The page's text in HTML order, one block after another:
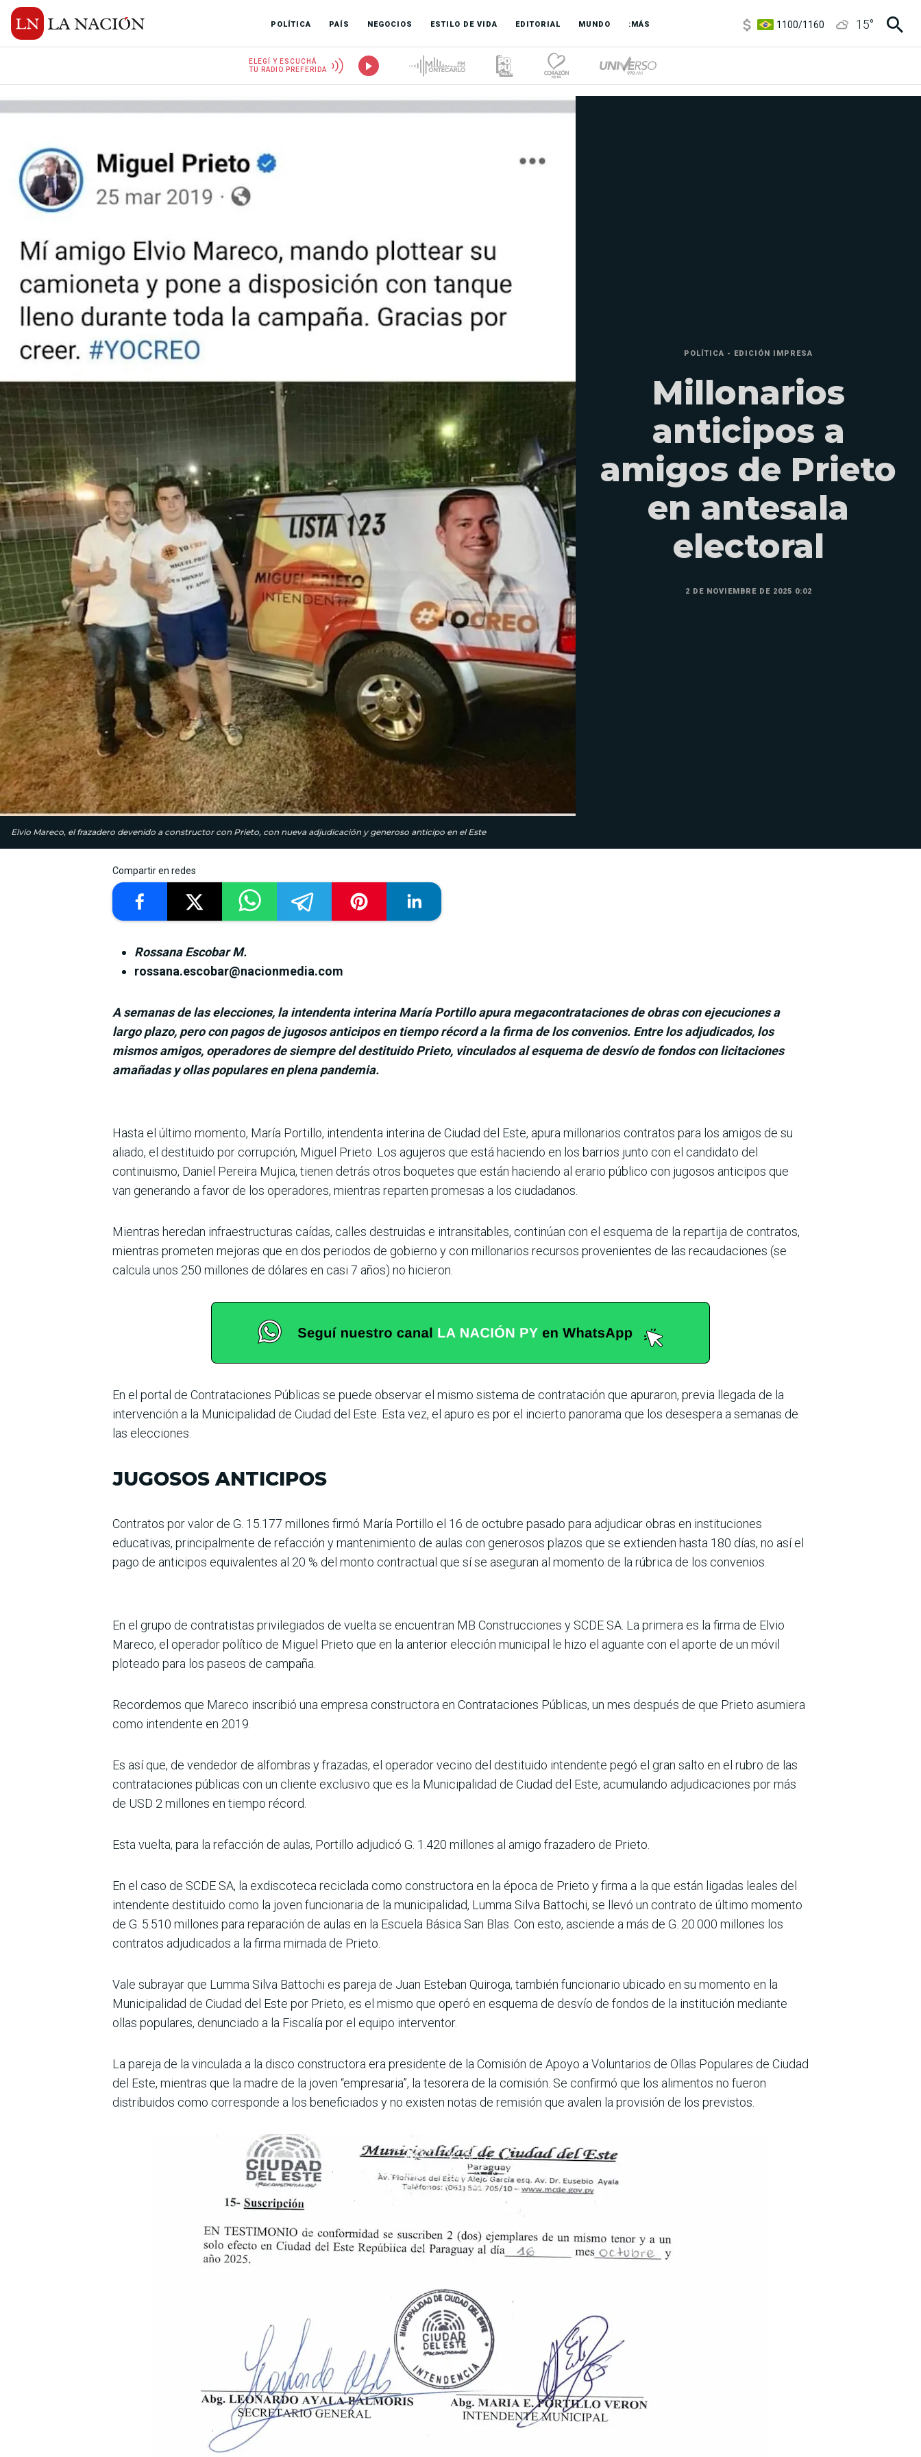
POLÍTICA PAÍS NEGOCIOS ESTILO DE VIDA EDITORIAL MUNDO :MÁS
3,8/4
6850/7200
15°
ELEGÍ Y ESCUCHÁ
TU RADIO PREFERIDA
Elvio Mareco, el frazadero devenido a constructor con Prieto, con nueva adjudicación y generoso anticipo en el Este
POLÍTICA - EDICIÓN IMPRESA
Millonarios
anticipos a
amigos de Prieto
en antesala
electoral
2 DE NOVIEMBRE DE 2025 0:02
Compartir en redes
Rossana Escobar M.
rossana.escobar@nacionmedia.com
A semanas de las elecciones, la intendenta interina María Portillo apura megacontrataciones de obras con ejecuciones a
largo plazo, pero con pagos de jugosos anticipos en tiempo récord a la firma de los convenios. Entre los adjudicados, los
mismos amigos, operadores de siempre del destituido Prieto, vinculados al esquema de desvío de fondos con licitaciones
amañadas y ollas populares en plena pandemia.
Hasta el último momento, María Portillo, intendenta interina de Ciudad del Este, apura millonarios contratos para los amigos de su
aliado, el destituido por corrupción, Miguel Prieto. Los aguje­ros que está haciendo en los barrios junto con el candi­dato del
continuismo, Daniel Pereira Mujica, tienen detrás otros boquetes que están haciendo al erario público con jugosos anticipos que
van generando a favor de los ope­radores, mientras reparten promesas a los ciudadanos.
Mientras heredan infraes­tructuras caídas, calles des­truidas e intransitables, con­tinúan con el esquema de la repartija de contratos,
mien­tras prometen mejoras que en dos periodos de gobierno y con millonarios recursos provenientes de las recauda­ciones (se
calcula unos 250 millones de dólares en casi 7 años) no hicieron.
En el portal de Contrata­ciones Públicas se puede observar el mismo sistema de contratación que apura­ron, previa llegada de la
inter­vención a la Municipalidad de Ciudad del Este. Esta vez, el apuro es por el incierto panorama que los desespera a semanas de
las elecciones.
JUGOSOS ANTICIPOS
Contratos por valor de G. 15.177 millones firmó María Portillo el 16 de octubre pasado para adjudicar obras en instituciones
educativas, principalmente de refacción y mantenimiento de aulas con generosos plazos que se extienden hasta 180 días, no así el
pago de anticipos equi­valentes al 20 % del monto contractual que sí se asegu­ran al momento de la rúbrica de los convenios.
En el grupo de contratistas privilegiados de vuelta se encuentran MB Construc­ciones y SCDE SA. La pri­mera es la firma de Elvio
Mareco, el operador polí­tico de Miguel Prieto que en la anterior elección munici­pal le hizo el aguante con el aporte de un móvil
ploteado para los paseos de campaña.
Recordemos que Mareco inscribió una empresa cons­tructora en Contrataciones Públicas, un mes después de que Prieto asumiera
como intendente en 2019.
Es así que, de vendedor de alfombras y frazadas, el ope­rador vecino del destituido intendente pegó el gran salto en el rubro de las
contrataciones públicas con un cliente exclusivo que es la Munici­palidad de Ciudad del Este, acumulando adjudicaciones por más
de USD 2 millones en tiempo récord.
Esta vuelta, para la refacción de aulas, Portillo adjudicó G. 1.420 millones al amigo fra­zadero de Prieto.
En el caso de SCDE SA, la exdiscoteca reciclada como constructora en la época de Prieto y firma a la que están ligadas leales del
intendente destituido como la joven funcionaria de la municipalidad, Lumma Silva Bat­tochi, se llevó un contrato de último momento
de G. 5.510 millones para repara­ción de aulas en la Escuela Básica San Blas. Con esto, asciende a más de G. 20.000 millones los
contratos adju­dicados a la firma mimada de Prieto.
Vale subrayar que Lumma Silva Battochi es pareja de Juan Esteban Quiroga, tam­bién funcionario ubicado en su momento en la
Municipalidad de Ciudad del Este por Prieto, es el mismo que operó en esquema de desvío de fondos de la institución mediante
ollas populares, denunciado a la Fiscalía por el equipo interventor.
La pareja de la vinculada a la disco constructora era pre­sidente de la Comisión de Apoyo a Voluntarios de Ollas Populares de Ciudad
del Este, mientras que la madre de la joven “empresaria”, la tesorera de la comisión. Se confirmó que los alimentos no fueron
distribuidos como corresponde a los beneficia­dos y no existen notas de remisión que avalen la pro­visión de los previstos.